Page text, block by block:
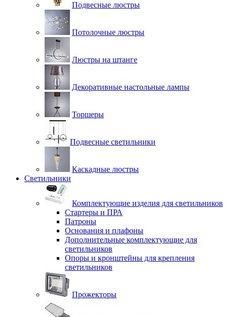
Подвесные люстры
Потолочные люстры
Люстры на штанге
Декоративные настольные лампы
Торшеры
Подвесные светильники
Каскадные люстры
Светильники
Комплектующие изделия для светильников
Стартеры и ПРА
Патроны
Основания и плафоны
Дополнительные комплектующие для
светильников
Опоры и кронштейны для крепления
светильников
Прожекторы